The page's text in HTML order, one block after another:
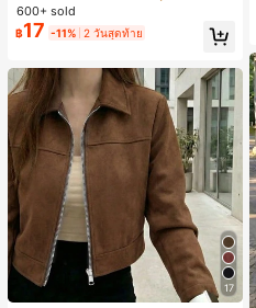
ปหยดน้ำ 1 ชิ้น, แปรงแป้งรองพื้นกลม 1
ชิ้น และฟองน้ำแต่งหน้ารูปสามเหลี่ยม
1 ชิ้น - ชุดคลาสสิก ทำจากขนสังเคราะ
ห์นุ่มและเป็นมิตรต่อผิว เหมาะสำหรับผู้
หญิงและเด็กผู้หญิง เหมาะสำหรับฤดูใบ
ไม้ร่วงและฤดูหนาว
600+ sold
฿17 -11% 2 วันสุดท้าย
17